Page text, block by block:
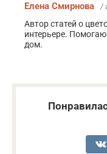
Елена Смирнова /
Автор статей о
интерьере.
дом.